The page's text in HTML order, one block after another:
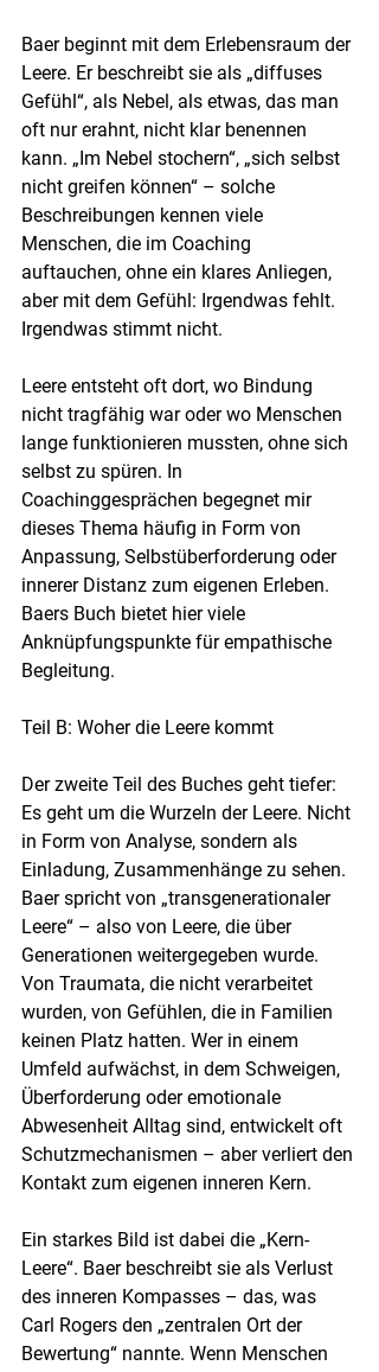
Baer beginnt mit dem Erlebensraum der
Leere. Er beschreibt sie als „diffuses
Gefühl“, als Nebel, als etwas, das man
oft nur erahnt, nicht klar benennen
kann. „Im Nebel stochern“, „sich selbst
nicht greifen können“ – solche
Beschreibungen kennen viele
Menschen, die im Coaching
auftauchen, ohne ein klares Anliegen,
aber mit dem Gefühl: Irgendwas fehlt.
Irgendwas stimmt nicht.
Leere entsteht oft dort, wo Bindung
nicht tragfähig war oder wo Menschen
lange funktionieren mussten, ohne sich
selbst zu spüren. In
Coachinggesprächen begegnet mir
dieses Thema häufig in Form von
Anpassung, Selbstüberforderung oder
innerer Distanz zum eigenen Erleben.
Baers Buch bietet hier viele
Anknüpfungspunkte für empathische
Begleitung.
Teil B: Woher die Leere kommt
Der zweite Teil des Buches geht tiefer:
Es geht um die Wurzeln der Leere. Nicht
in Form von Analyse, sondern als
Einladung, Zusammenhänge zu sehen.
Baer spricht von „transgenerationaler
Leere“ – also von Leere, die über
Generationen weitergegeben wurde.
Von Traumata, die nicht verarbeitet
wurden, von Gefühlen, die in Familien
keinen Platz hatten. Wer in einem
Umfeld aufwächst, in dem Schweigen,
Überforderung oder emotionale
Abwesenheit Alltag sind, entwickelt oft
Schutzmechanismen – aber verliert den
Kontakt zum eigenen inneren Kern.
Ein starkes Bild ist dabei die „Kern-
Leere“. Baer beschreibt sie als Verlust
des inneren Kompasses – das, was
Carl Rogers den „zentralen Ort der
Bewertung“ nannte. Wenn Menschen